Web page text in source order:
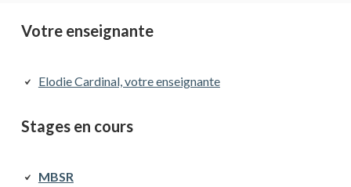
Barre
principale
Votre enseignante
Elodie Cardinal, votre enseignante
Stages en cours
MBSR